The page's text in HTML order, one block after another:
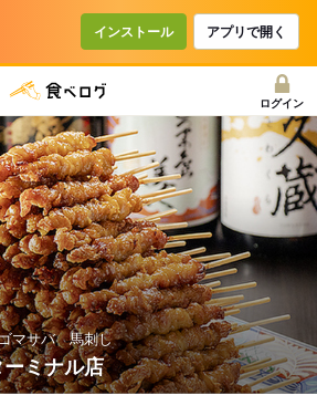
インストール アプリで開く
ログイン
マサバ 馬刺し
ミナル店
ースで使えるクーポン
ポンを利用せず予約する